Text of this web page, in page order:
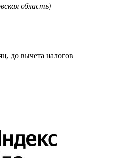
область)
до вычета налогов